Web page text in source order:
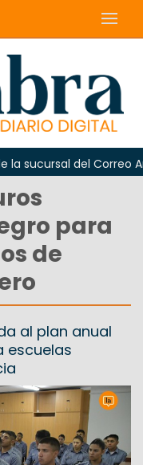
del Correo
para
de
al plan anual
escuelas